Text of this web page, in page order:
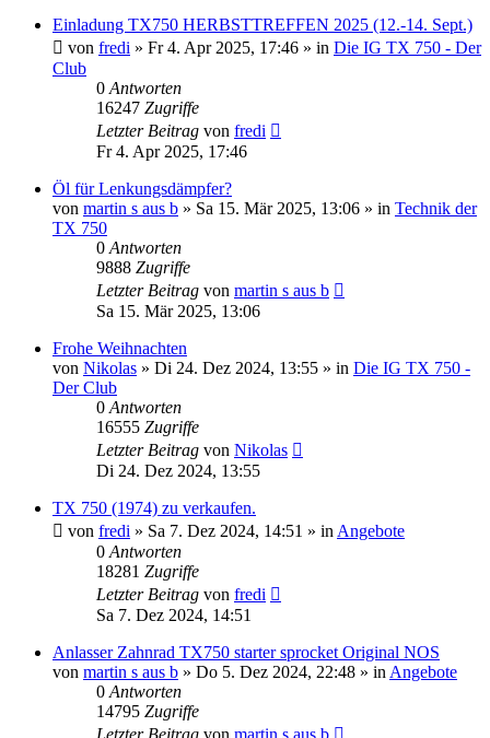
Einladung TX750 HERBSTTREFFEN 2025 (12.-14. Sept.)
von fredi » Fr 4. Apr 2025, 17:46 » in Die IG TX 750 - Der
Club
0 Antworten
16247 Zugriffe
Letzter Beitrag von fredi
Fr 4. Apr 2025, 17:46
Öl für Lenkungsdämpfer?
von martin s aus b » Sa 15. Mär 2025, 13:06 » in Technik der
TX 750
0 Antworten
9888 Zugriffe
Letzter Beitrag von martin s aus b
Sa 15. Mär 2025, 13:06
Frohe Weihnachten
von Nikolas » Di 24. Dez 2024, 13:55 » in Die IG TX 750 -
Der Club
0 Antworten
16555 Zugriffe
Letzter Beitrag von Nikolas
Di 24. Dez 2024, 13:55
TX 750 (1974) zu verkaufen.
von fredi » Sa 7. Dez 2024, 14:51 » in Angebote
0 Antworten
18281 Zugriffe
Letzter Beitrag von fredi
Sa 7. Dez 2024, 14:51
Anlasser Zahnrad TX750 starter sprocket Original NOS
von martin s aus b » Do 5. Dez 2024, 22:48 » in Angebote
0 Antworten
14795 Zugriffe
Letzter Beitrag von martin s aus b